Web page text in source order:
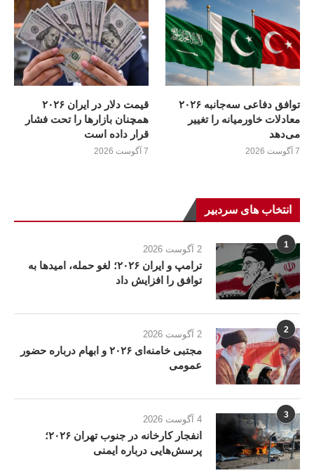
توافق دفاعی سه‌جانبه ۲۰۲۶
معادلات خاورمیانه را تغییر
می‌دهد
7 آگوست 2026
قیمت دلار در ایران ۲۰۲۶
همچنان بازارها را تحت فشار
قرار داده است
7 آگوست 2026
انتخاب های سردبیر
1 2 آگوست 2026
ترامپ و ایران ۲۰۲۶؛ لغو حمله، امیدها به
توافق را افزایش داد
2 2 آگوست 2026
مجتبی خامنه‌ای ۲۰۲۶ و ابهام درباره حضور
عمومی
3 4 آگوست 2026
انفجار کارخانه در جنوب تهران ۲۰۲۶؛
پرسش‌هایی درباره ایمنی